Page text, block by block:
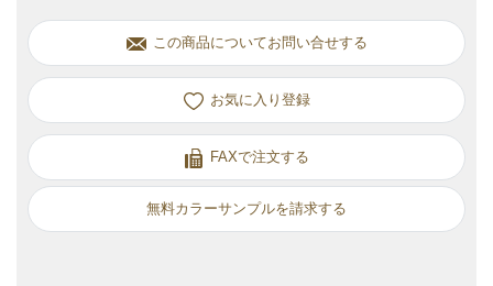
この商品についてお問い合せする
お気に入り
FAXで注文する
無料カラーサンプルを請求する